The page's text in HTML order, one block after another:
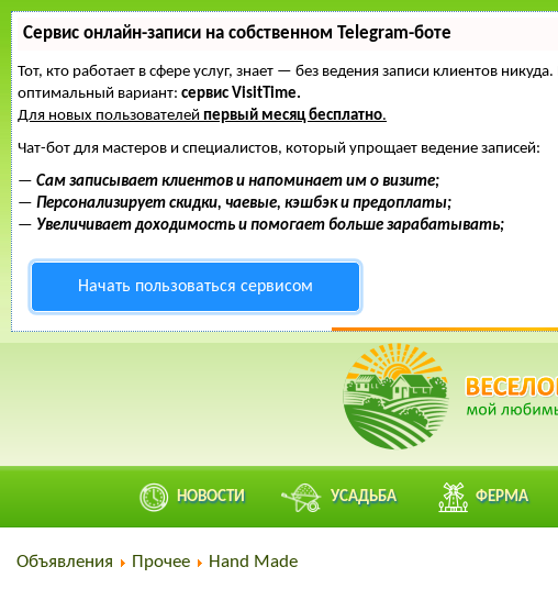
Сервис онлайн-записи на собственном Telegram-боте
Тот, кто работает в сфере услуг, знает — без ведения записи клиентов
оптимальный вариант: сервис VisitTime.
Для новых пользователей первый месяц бесплатно.
Чат-бот для мастеров и специалистов, который упрощает ведение записей:
— Сам записывает клиентов и напоминает им о визите;
— Персонализирует скидки, чаевые, кэшбэк и предоплаты;
— Увеличивает доходимость и помогает больше зарабатывать;
Начать пользоваться сервисом
НОВОСТИ УСАДЬБА ФЕРМА
Объявления Прочее Hand Made